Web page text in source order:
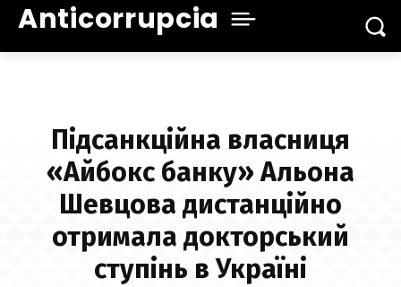
Anticorrupcia
Підсанкційна власниця
«Айбокс банку» Альона
Шевцова дистанційно
отримала докторський
ступінь в Україні